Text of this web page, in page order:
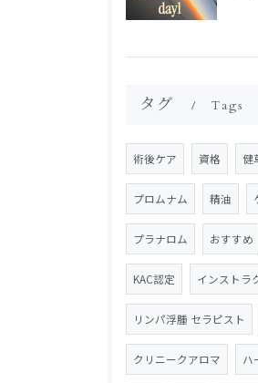
タグ Tags
術後ケア 資格 健
プロムナム 精油
プラナロム おすすめ
KAC認定 インストラ
リンパ浮腫 セラピスト
クリニークアロマ ハ